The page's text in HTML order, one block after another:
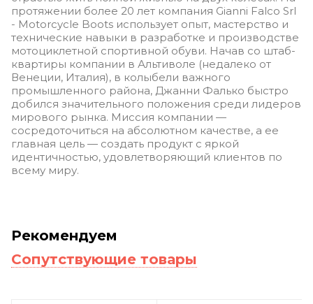
протяжении более 20 лет компания Gianni Falco Srl
- Motorcycle Boots использует опыт, мастерство и
технические навыки в разработке и производстве
мотоциклетной спортивной обуви. Начав со штаб-
квартиры компании в Альтиволе (недалеко от
Венеции, Италия), в колыбели важного
промышленного района, Джанни Фалько быстро
добился значительного положения среди лидеров
мирового рынка. Миссия компании —
сосредоточиться на абсолютном качестве, а ее
главная цель — создать продукт с яркой
идентичностью, удовлетворяющий клиентов по
всему миру.
Рекомендуем
Сопутствующие товары